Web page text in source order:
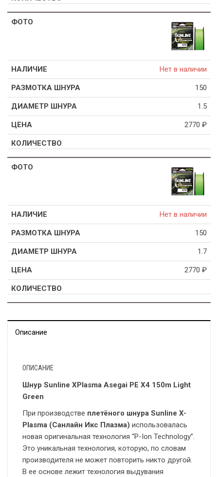
Нет в наличии
150
1.5
2770 ₽
Нет в наличии
150
1.7
2770 ₽
Описание
ОПИСАНИЕ
Шнур Sunline XPlasma Asegai PE X4 150m Light
Green
При производстве плетёного шнура Sunline X-
Plasma (Санлайн Икс Плазма) использовалась
новая оригинальная технология “P-Ion Technology”.
Это уникальная технология, которую, по словам
производителя не может повторить никто другой.
В ее основе лежит технология выдувания